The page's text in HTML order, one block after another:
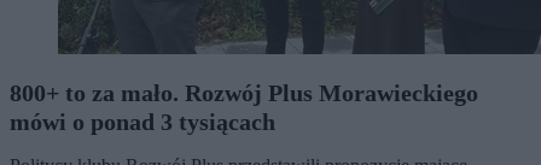
800+ to za mało. Rozwój Plus Morawieckiego
mówi o ponad 3 tysiącach